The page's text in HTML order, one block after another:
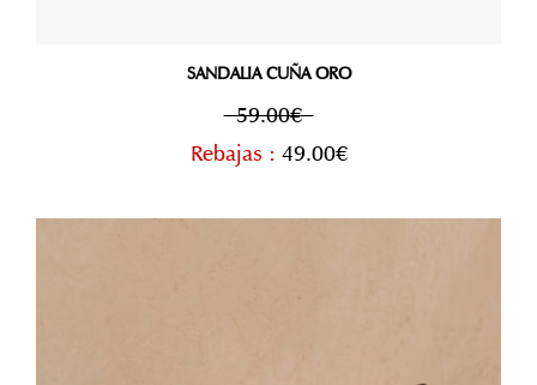
SANDALIA CUÑA ORO
59.00€
Rebajas : 49.00€